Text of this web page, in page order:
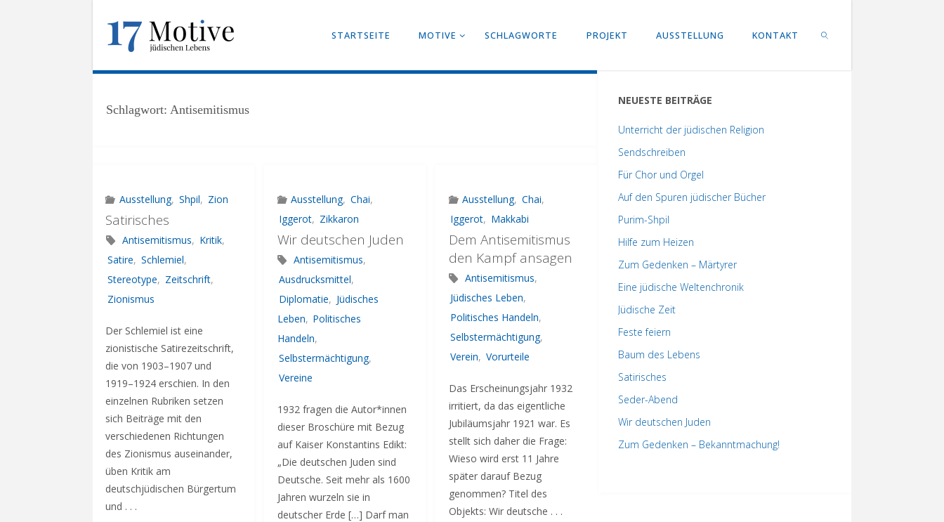
7M
V
STARTSEITE MOTIVE SCHLAGWORTE PROJEKT AUSSTELLUNG KONTAKT
Schlagwort:Antisemitismus
Ausstellung, Shpil, Zion
Satirisches
Antisemitismus, Kritik,
Satire, Schlemiel,
Stereotype, Zeitschrift,
Zionismus
Der Schlemiel ist eine
zionistische Satirezeitschrift,
die von 1903–1907 und
1919–1924 erschien. In den
einzelnen Rubriken setzen
sich Beiträge mit den
verschiedenen Richtungen
des Zionismus auseinander,
üben Kritik am
deutschjüdischen Bürgertum
und . . .
Ausstellung, Chai,
Iggerot, Zikkaron
Wir deutschen Juden
Antisemitismus,
Ausdrucksmittel,
Diplomatie, Jüdisches
Leben, Politisches
Handeln,
Selbstermächtigung,
Vereine
1932 fragen die Autor*innen
dieser Broschüre mit Bezug
auf Kaiser Konstantins Edikt:
„Die deutschen Juden sind
Deutsche. Seit mehr als 1600
Jahren wurzeln sie in
deutscher Erde […] Darf man
Ausstellung, Chai,
Iggerot, Makkabi
Dem Antisemitismus
den Kampf ansagen
Antisemitismus,
Jüdisches Leben,
Politisches Handeln,
Selbstermächtigung,
Verein, Vorurteile
Das Erscheinungsjahr 1932
irritiert, da das eigentliche
Jubiläumsjahr 1921 war. Es
stellt sich daher die Frage:
Wieso wird erst 11 Jahre
später darauf Bezug
genommen? Titel des
Objekts: Wir deutsche . . .
NEUESTE BEITRÄGE
Unterricht der jüdischen Religion
Sendschreiben
Für Chor und Orgel
Auf den Spuren jüdischer Bücher
Purim-Shpil
Hilfe zum Heizen
Zum Gedenken – Märtyrer
Eine jüdische Weltenchronik
Jüdische Zeit
Feste feiern
Baum des Lebens
Satirisches
Seder-Abend
Wir deutschen Juden
Zum Gedenken – Bekanntmachung!